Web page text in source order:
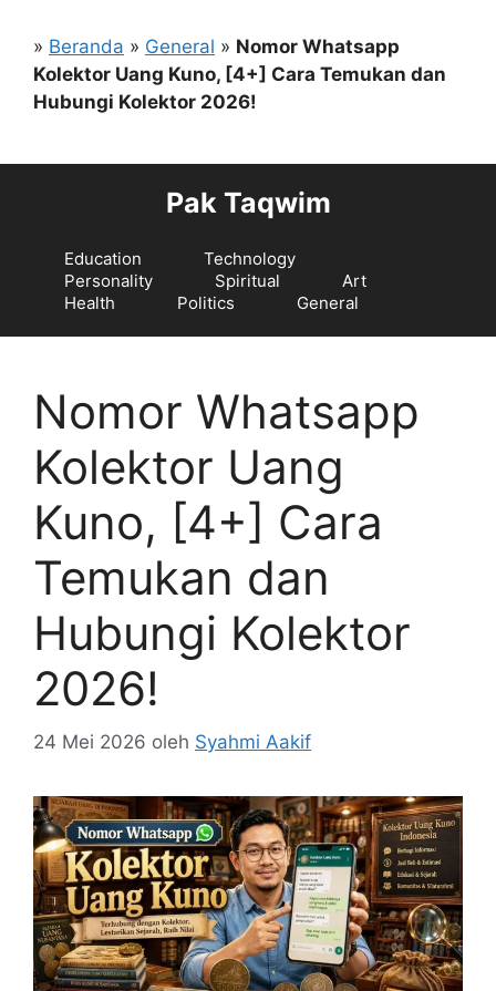
» Beranda » General » Nomor Whatsapp
Kolektor Uang Kuno, [4+] Cara Temukan dan
Hubungi Kolektor 2026!
Pak Taqwim
Education
Technology
Personality
Spiritual
Art
Health
Politics General
Nomor Whatsapp
Kolektor Uang
Kuno, [4+] Cara
Temukan dan
Hubungi Kolektor
2026!
24 Mei 2026 oleh Syahmi Aakif